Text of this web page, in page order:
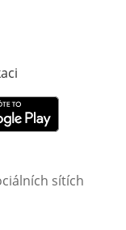
okně
sítích